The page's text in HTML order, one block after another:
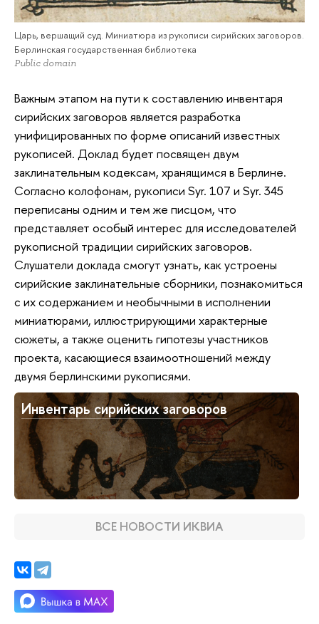
Царь, вершащий суд. Миниатюра из рукописи сирийских заговоров.
Берлинская государственная библиотека
Public domain
Важным этапом на пути к составлению инвентаря
сирийских заговоров является разработка
унифицированных по форме описаний известных
рукописей. Доклад будет посвящен двум
заклинательным кодексам, хранящимся в Берлине.
Согласно колофонам, рукописи Syr. 107 и Syr. 345
переписаны одним и тем же писцом, что
представляет особый интерес для исследователей
рукописной традиции сирийских заговоров.
Слушатели доклада смогут узнать, как устроены
сирийские заклинательные сборники, познакомиться
с их содержанием и необычными в исполнении
миниатюрами, иллюстрирующими характерные
сюжеты, а также оценить гипотезы участников
проекта, касающиеся взаимоотношений между
двумя берлинскими рукописями.
Инвентарь сирийских заговоров
ВСЕ НОВОСТИ ИКВИА